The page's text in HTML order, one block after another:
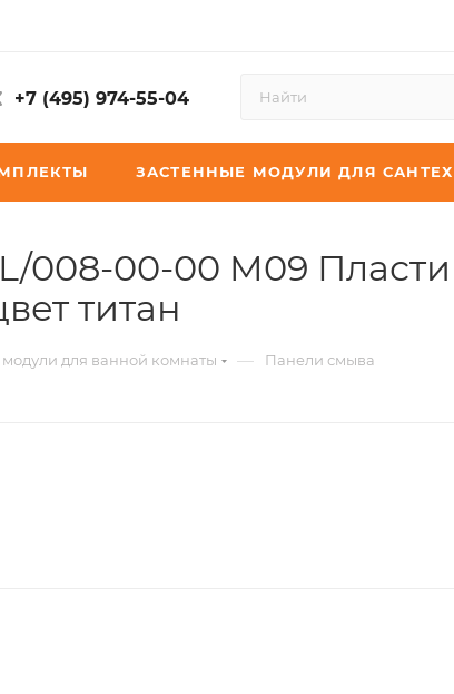
+7 (495) 974-55-04
ЗАСТЕННЫЕ МОДУЛИ ДЛЯ
008-00-00 M09
титан
для ванной комнаты — Панели смыва